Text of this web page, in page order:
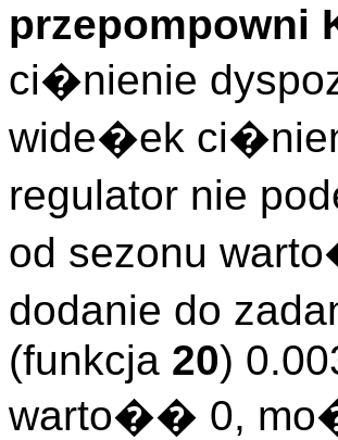
przepompowni
ci�nienie
wide�ek
regulator nie
od sezonu
dodanie do
(funkcja 20)
warto�� 0,